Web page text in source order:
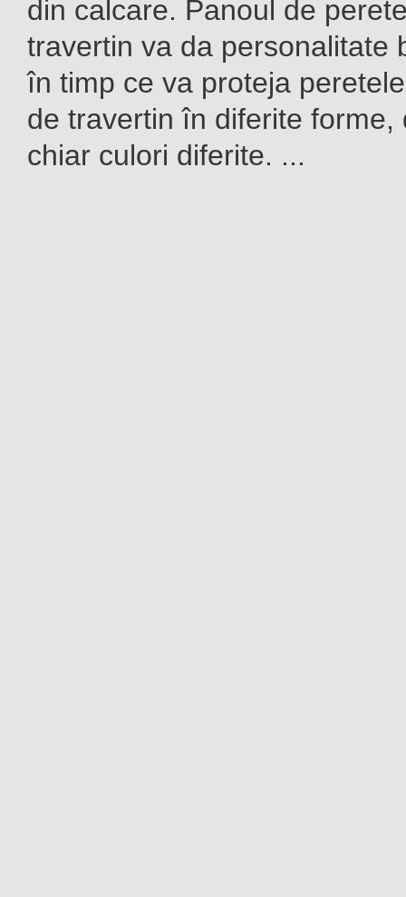
din calcare. Panoul de
travertin va da personalitate
în timp ce va proteja
de travertin în diferite forme,
chiar culori diferite. ...